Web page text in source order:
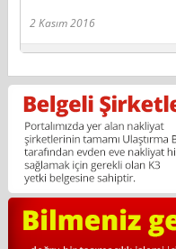
2 Kasım 2016